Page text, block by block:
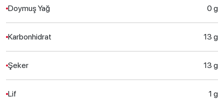
Doymuş Yağ 0 g
Karbonhidrat 13 g
Şeker 13 g
Lif 1 g